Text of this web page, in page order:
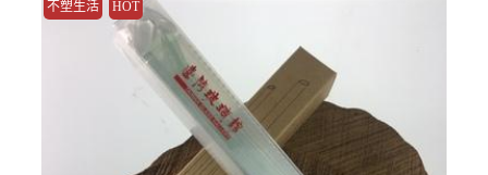
不塑生活 HOT